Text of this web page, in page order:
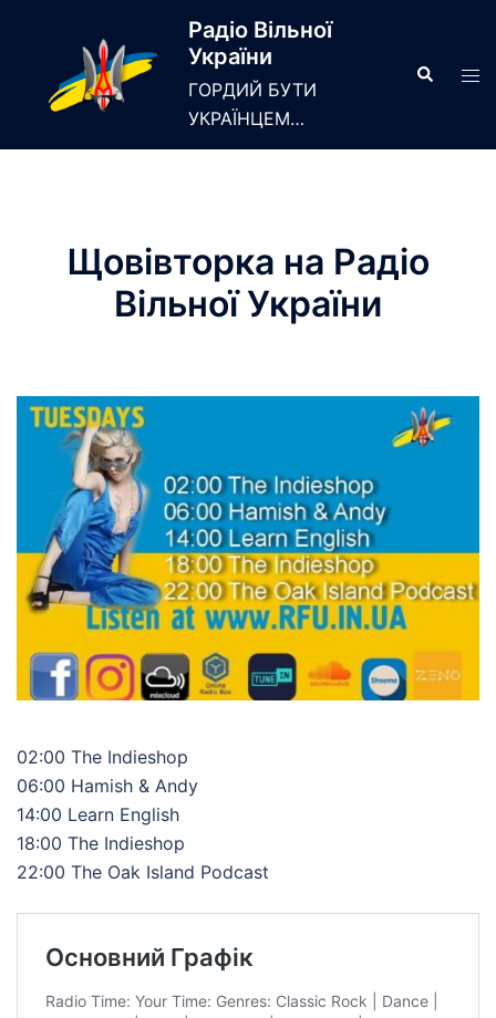
Радіо Вільної
України
ГОРДИЙ БУТИ
УКРАЇНЦЕМ…
Search
Щовівторка на Радіо
Вільної України
02:00 The Indieshop
06:00 Hamish & Andy
14:00 Learn English
18:00 The Indieshop
22:00 The Oak Island Podcast